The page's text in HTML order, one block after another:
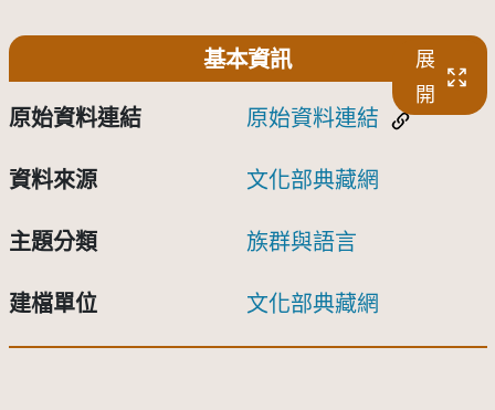
基本資訊
展
開
原始資料連結 原始資料連結
資料來源 文化部典藏網
主題分類 族群與語言
建檔單位 文化部典藏網